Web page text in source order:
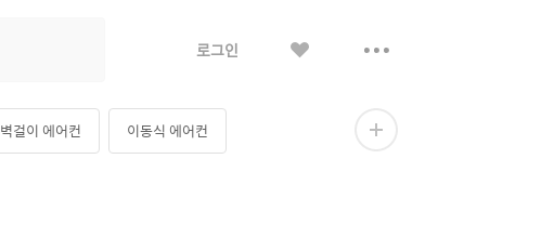
로그인 보
벽걸이 에어컨 이동식 에어컨 더